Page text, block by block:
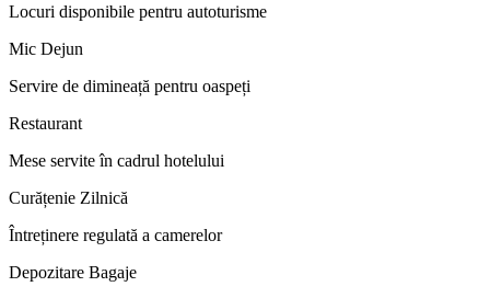
Locuri disponibile pentru autoturisme
Mic Dejun
Servire de dimineață pentru oaspeți
Restaurant
Mese servite în cadrul hotelului
Curățenie Zilnică
Întreținere regulată a camerelor
Depozitare Bagaje